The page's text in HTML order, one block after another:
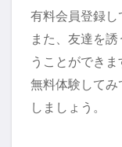
有料会員登録し
また、友達を
うことができま
無料体験して
しましょう。